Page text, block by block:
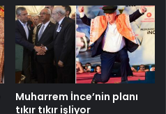
Muharrem İnce’nin planı
tıkır tıkır işliyor